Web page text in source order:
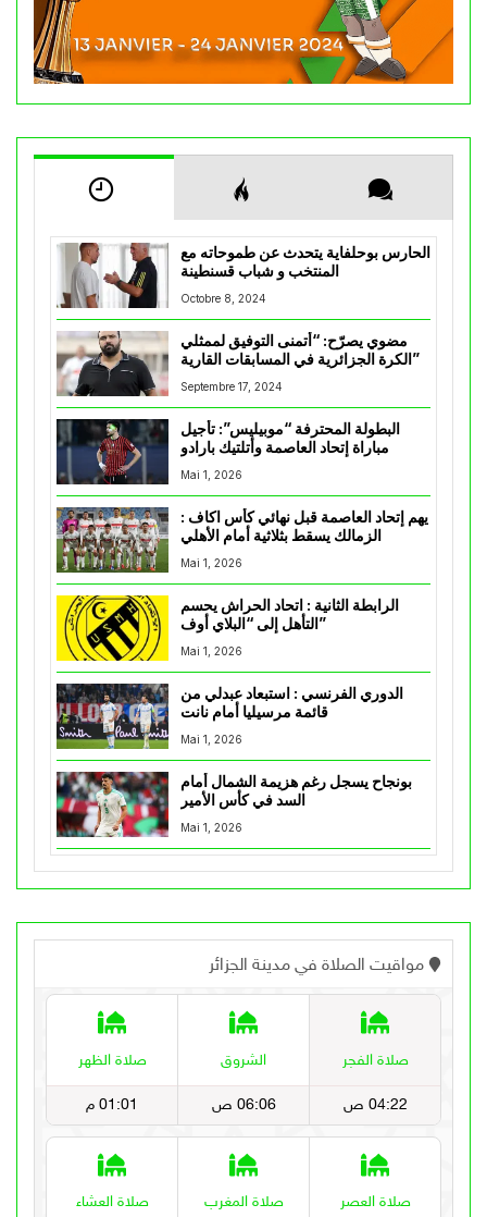
الحارس بوحلفاية يتحدث عن طموحاته مع
المنتخب و شباب قسنطينة
Octobre 8, 2024
مضوي يصرّح: “أتمنى التوفيق لممثلي
الكرة الجزائرية في المسابقات القارية”
Septembre 17, 2024
البطولة المحترفة “موبيليس”: تأجيل
مباراة إتحاد العاصمة وأتلتيك بارادو
Mai 1, 2026
يهم إتحاد العاصمة قبل نهائي كأس اكاف :
Mai 1, 2026
الرابطة الثانية : اتحاد الحراش يحسم
التأهل إلى “البلاي أوف”
Mai 1, 2026
الدوري الفرنسي : استبعاد عبدلي من
قائمة مرسيليا أمام نانت
Mai 1, 2026
بونجاح يسجل رغم هزيمة الشمال أمام
السد في كأس الأمير
Mai 1, 2026